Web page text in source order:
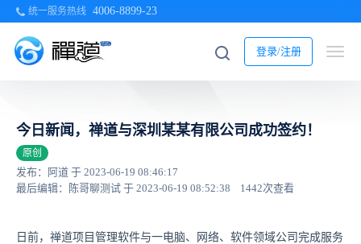
统一服务热线 4006-8899-23
登录/注册
今日新闻，禅道与深圳某某有限公司成功签约！
原创
发布：阿道 于 2023-06-19 08:46:17
最后编辑：陈哥聊测试 于 2023-06-19 08:52:38
1442次查看
日前，禅道项目管理软件与一电脑、网络、软件领域公司完成服务